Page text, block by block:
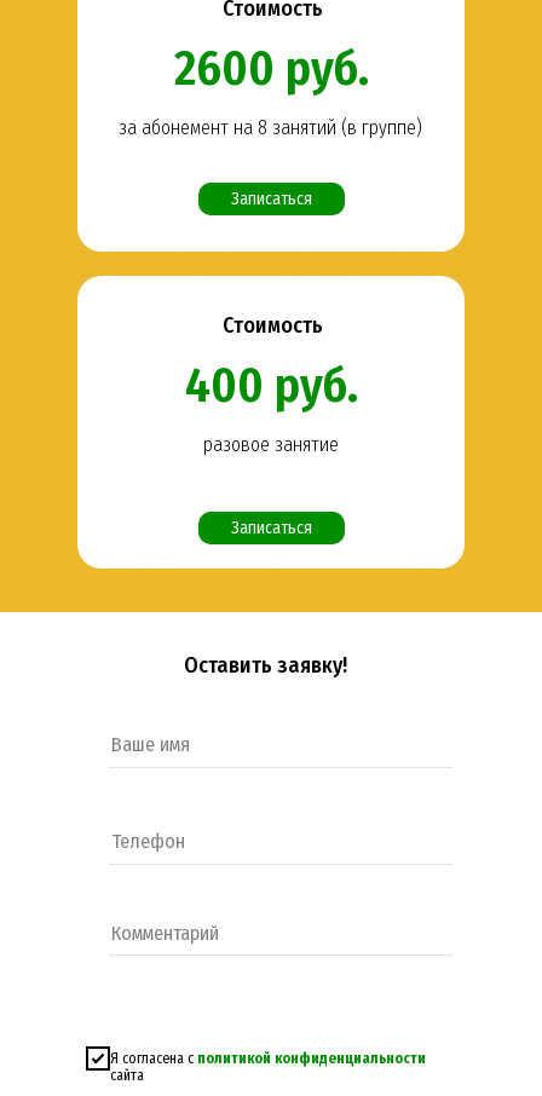
Стоимость
2600 руб.
за абонемент на 8 занятий (в группе)
разовое занятие
Стоимость
400 руб.
Записаться
Записаться
Оставить заявку!
Я согласена с политикой конфиденциальности
сайта